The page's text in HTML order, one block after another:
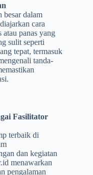
besar dalam
cara
atau panas yang
sulit seperti
tepat, termasuk
tanda-
Fasilitator
terbaik di
dan kegiatan
menawarkan
pengalaman